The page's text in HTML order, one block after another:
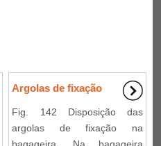
Argolas de fixação
Fig. 142 Disposição das
argolas de fixação na
bagageira. Na bagageira